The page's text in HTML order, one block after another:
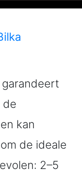
de
kan
de ideale
2–5